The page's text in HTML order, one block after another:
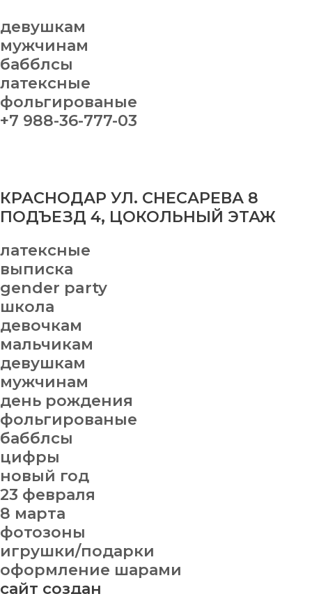
девушкам
мужчинам
бабблсы
латексные
фольгированые
+7 988-36-777-03
КРАСНОДАР УЛ. СНЕСАРЕВА 8
ПОДЪЕЗД 4, ЦОКОЛЬНЫЙ ЭТАЖ
латексные
выписка
gender party
школа
девочкам
мальчикам
девушкам
мужчинам
день рождения
фольгированые
бабблсы
цифры
новый год
23 февраля
8 марта
фотозоны
игрушки/подарки
оформление шарами
сайт создан